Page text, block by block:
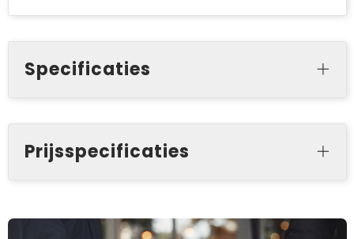
Specificaties
Prijsspecificaties